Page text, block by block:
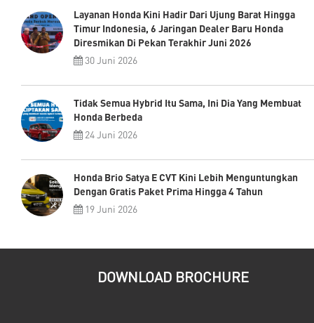
Layanan Honda Kini Hadir Dari Ujung Barat Hingga
Timur Indonesia, 6 Jaringan Dealer Baru Honda
Diresmikan Di Pekan Terakhir Juni 2026
30 Juni 2026
Tidak Semua Hybrid Itu Sama, Ini Dia Yang Membuat
Honda Berbeda
24 Juni 2026
Honda Brio Satya E CVT Kini Lebih Menguntungkan
Dengan Gratis Paket Prima Hingga 4 Tahun
19 Juni 2026
DOWNLOAD BROCHURE